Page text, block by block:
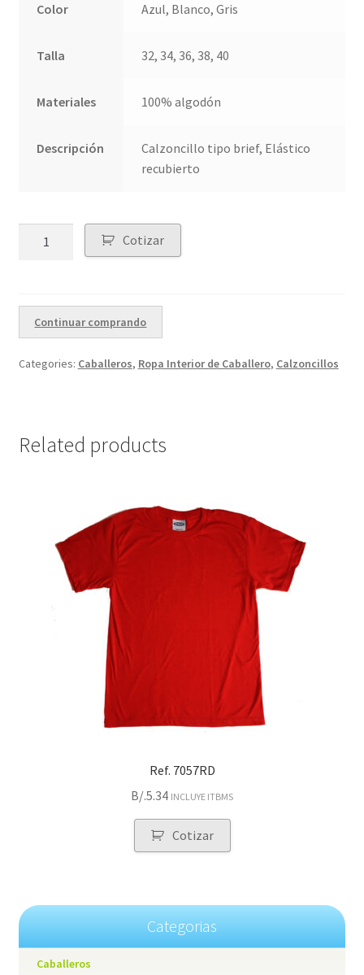
Color Azul, Blanco, Gris
Talla 32, 34, 36, 38, 40
Materiales 100% algodón
Descripción
Calzoncillo tipo brief, Elástico
recubierto
Cotizar
Continuar comprando
Categories: Caballeros, Ropa Interior de Caballero, Calzoncillos
Related products
Ref. 7057RD
B/.5.34 INCLUYE ITBMS
Cotizar
Categorias
Caballeros